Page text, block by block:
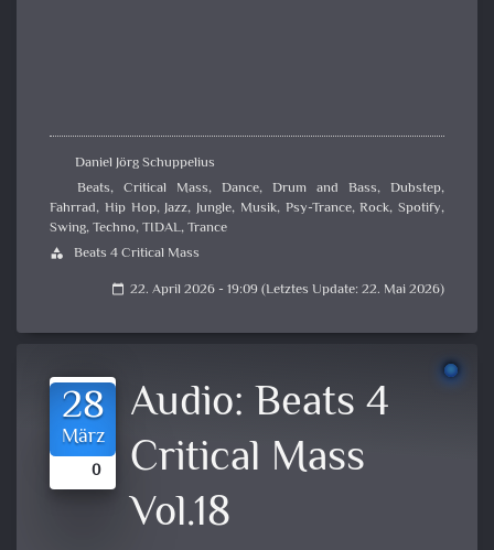
Daniel Jörg Schuppelius
Beats, Critical Mass, Dance, Drum and Bass, Dubstep,
Fahrrad, Hip Hop,Jazz, Jungle, Musik, Psy-Trance,Rock, Spotify,
Swing,Techno,TIDAL,Trance
category Beats 4 Critical Mass
calendar_today 22. April 2026 - 19:09 (Letztes Update: 22. Mai 2026)
28
März
0
Audio: Beats 4
Critical Mass
Vol.18